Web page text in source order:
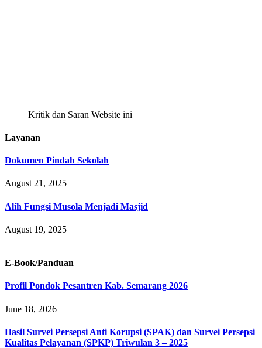
Kritik dan Saran Website ini
Layanan
Dokumen Pindah Sekolah
August 21, 2025
Alih Fungsi Musola Menjadi Masjid
August 19, 2025
E-Book/Panduan
Profil Pondok Pesantren Kab. Semarang 2026
June 18, 2026
Hasil Survei Persepsi Anti Korupsi (SPAK) dan Survei Persepsi
Kualitas Pelayanan (SPKP) Triwulan 3 – 2025